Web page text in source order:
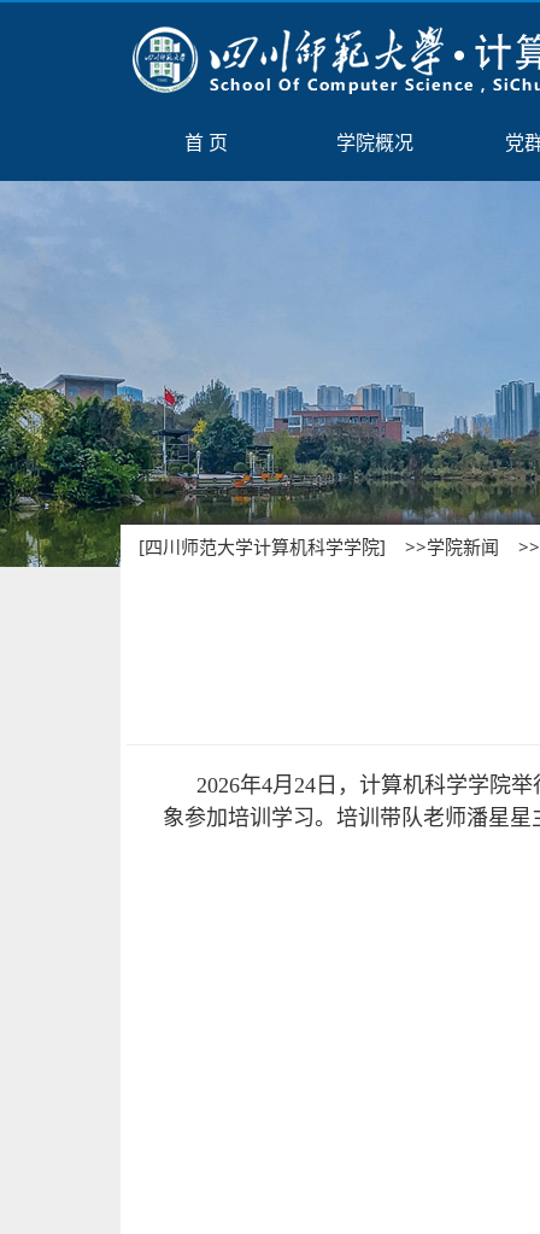
[四川师范大学计算机科学学院] >>学院新闻
2026年4月24日，计算机科学学院
象参加培训学习。培训带队老师潘星星
首 页 学院概况 党